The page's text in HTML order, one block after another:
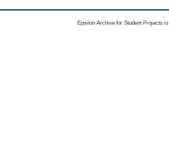
Epsilon Archive for Student Projects is